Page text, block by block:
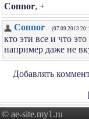
Connor, +
Connor (07.09.2013
кто эти все и что
например даже не
Добавлять
© ae-site.my1.ru